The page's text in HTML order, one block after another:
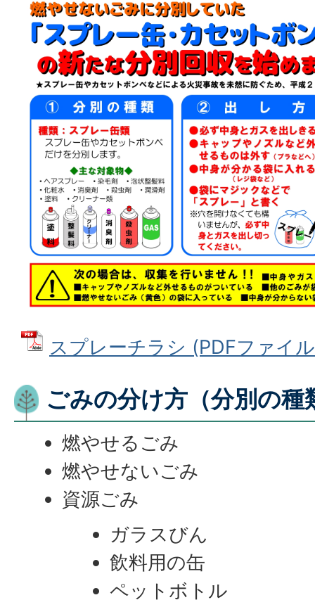
スプレーチラシ (PDFファイ
ごみの分け方（分別の種
燃やせるごみ
燃やせないごみ
資源ごみ
ガラスびん
飲料用の缶
ペットボトル